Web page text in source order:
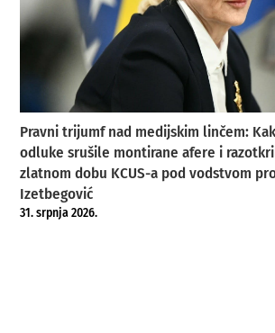
Pravni trijumf nad medijskim linčem:
odluke srušile montirane afere i
zlatnom dobu KCUS-a pod vodstvom
Izetbegović
31. srpnja 2026.